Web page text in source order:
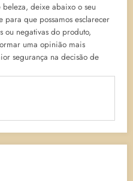
deixe abaixo o seu
que possamos esclarecer
ou negativas do produto,
uma opinião mais
segurança na decisão de